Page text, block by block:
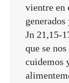
vientre en
Jn 21,15-
que se
cuidemos